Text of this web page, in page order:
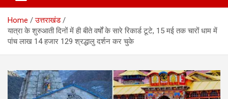
Home
उत्तराखंड
यात्रा के शुरुआती दिनों में ही बीते वर्षों के सारे रिकार्ड टूटे, 15 मई तक चारों धाम में
पांच लाख 14 हजार 129 श्रद्धालु दर्शन कर चुके